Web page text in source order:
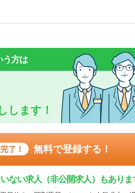
う方は
します！
了！ 無料で登録する！
ない求人（非公開求人）もありま